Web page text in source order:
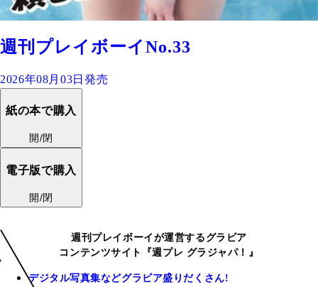
週刊プレイボーイNo.33
2026年08月03日発売
紙の本で購入
開/閉
電子版で購入
開/閉
週刊プレイボーイが運営するグラビア
コンテンツサイト『週プレ グラジャパ！』
デジタル写真集などグラビア盛りだくさん!